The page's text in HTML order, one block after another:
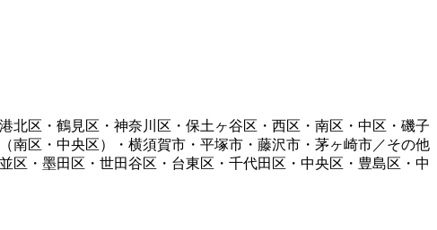
港北区・鶴見区・神奈川区・保土ヶ谷区・西区・南区・中区・磯子
南区・中央区）・横須賀市・平塚市・藤沢市・茅ヶ崎市／その他
区・墨田区・世田谷区・台東区・千代田区・中央区・豊島区・中